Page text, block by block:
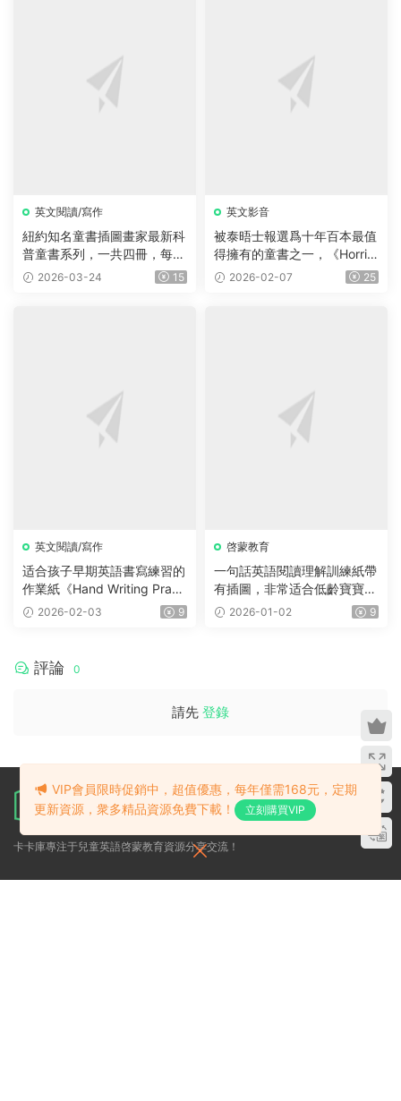
英文閱讀/寫作
紐約知名童書插圖畫家最新科
普童書系列，一共四冊，每冊
225頁，自然+海洋+食物+農
2026-03-24 15
英文影音
被泰晤士報選爲十年百本最值
得擁有的童書之一，《Horrid
Henry 》淘氣包亨利系列，P
2026-02-07 25
英文閱讀/寫作
适合孩子早期英語書寫練習的
作業紙《Hand Writing Practi
ce Book》12冊，每個月有一
2026-02-03 9
啓蒙教育
一句話英語閱讀理解訓練紙帶
有插圖，非常适合低齡寶寶！
小紅書爆款！
2026-01-02 9
評論 0
請先 登錄
卡卡庫專注于兒童英語啓蒙教育資源分享交流！
VIP會員限時促銷中，超值優惠，每年僅需168元，定期
更新資源，衆多精品資源免費下載！
立刻購買VIP